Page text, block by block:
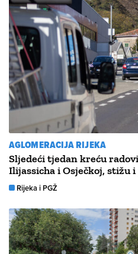
AGLOMERACIJA RIJEKA
Sljedeći tjedan kreću
Ilijassicha i Osječkoj, stižu
Rijeka i PGŽ